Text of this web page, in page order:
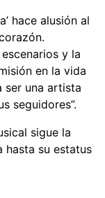
hace alusión al
y la
en la vida
ser una artista
seguidores”.
sigue la
hasta su estatus